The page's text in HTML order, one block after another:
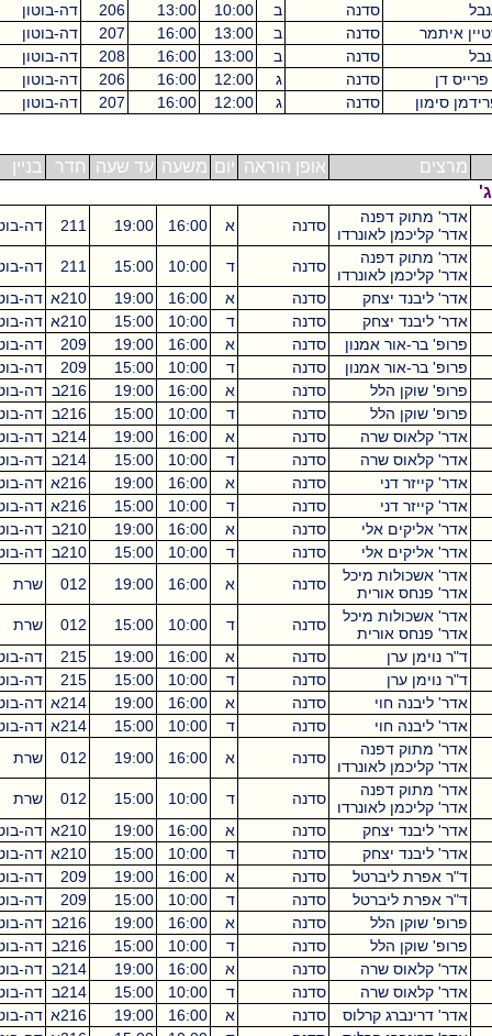
10:00
13:00
206 דה-בוטון
3
סדנה 13:00
16:00
207 דה-בוטון
3
13:00
16:00
208 דה-בוטון
3
סדנה
12:00
16:00
206 דה-בוטון
1
סדנה 12:00
16:00
207 דה-בוטון 3
אופן הוראה יום משעה עד שעה חדר בניין ש"ס
דפנה
לאונרדו
סדנה א 16:00
19:00
211 דה-בוטון
3
דפנה
לאונרדו
סדנה ד 10:00
15:00
211 דה-בוטון
5
יצחק
סדנה א 16:00
19:00 210א דה-בוטון
3
יצחק
סדנה ד 10:00
15:00 210א דה-בוטון
5
אור אמנון
סדנה א 16:00
19:00
209 דה-בוטון
3
אור אמנון
סדנה ד 10:00
15:00
209 דה-בוטון
5
הלל
סדנה א 16:00
19:00 216ב דה-בוטון
3
הלל
סדנה ד 10:00
15:00 216ב דה-בוטון
5
שרה
סדנה א 16:00
19:00 214ב דה-בוטון
3
שרה
סדנה ד 10:00
15:00 214ב דה-בוטון
5
דני
סדנה א 16:00
19:00 216א דה-בוטון
3
דני
סדנה ד 10:00
15:00 216א דה-בוטון
5
אלי
סדנה א 16:00
19:00 210ב דה-בוטון
3
אלי
סדנה ד 10:00
15:00 210ב דה-בוטון
5
מיכל
אורית
סדנה א 16:00
19:00
012 שרת
3
מיכל
אורית
סדנה ד 10:00
15:00
012 שרת
5
ערן
א 16:00
19:00
215 דה-בוטון
3
ערן
ד 10:00
15:00
215 דה-בוטון
5
חוי
סדנה א 16:00
19:00 214א דה-בוטון
3
חוי
סדנה ד 10:00
15:00 214א דה-בוטון
5
דפנה
לאונרדו
סדנה א 16:00
19:00
012 שרת
3
דפנה
לאונרדו
סדנה ד 10:00
15:00
012 שרת
5
יצחק
סדנה א 16:00
19:00 210א דה-בוטון
3
יצחק
סדנה ד 10:00
15:00 210א דה-בוטון
5
ליברטל
סדנה א 16:00
19:00
209 דה-בוטון
3
ליברטל
סדנה ד 10:00
15:00
209 דה-בוטון
5
הלל
סדנה א 16:00
19:00 216ב דה-בוטון
5
הלל
סדנה ד 10:00
15:00 216ב דה-בוטון
5
שרה
סדנה א 16:00
19:00 214ב דה-בוטון
3
שרה
סדנה ד 10:00
15:00 214ב דה-בוטון
5
קרלוס
סדנה א 16:00
19:00 216א דה-בוטון
3